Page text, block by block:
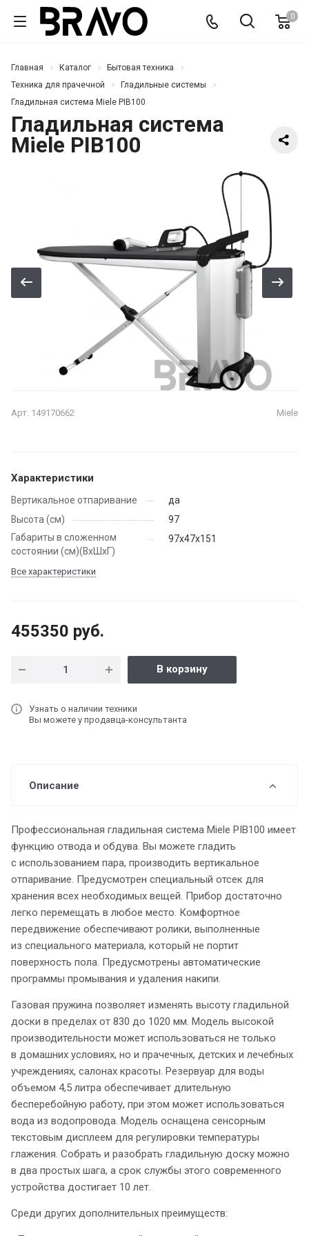
0
Главная Каталог
Бытовая техника
Техника для прачечной
Гладильные системы
Гладильная система Miele PIB100
Гладильная система
Miele PIB100
Арт. 149170662 Miele
Характеристики
Вертикальное отпаривание
да
Высота (см)
97
Габариты в сложенном
состоянии (см)(ВхШхГ)
97х47х151
Все характеристики
455350 руб.
В корзину
Узнать о наличии техники
Вы можете у продавца-консультанта
Описание
Профессиональная гладильная система Miele PIB100 имеет
функцию отвода и обдува. Вы можете гладить
с использованием пара, производить вертикальное
отпаривание. Предусмотрен специальный отсек для
хранения всех необходимых вещей. Прибор достаточно
легко перемещать в любое место. Комфортное
передвижение обеспечивают ролики, выполненные
из специального материала, который не портит
поверхность пола. Предусмотрены автоматические
программы промывания и удаления накипи.
Газовая пружина позволяет изменять высоту гладильной
доски в пределах от 830 до 1020 мм. Модель высокой
производительности может использоваться не только
в домашних условиях, но и прачечных, детских и лечебных
учреждениях, салонах красоты. Резервуар для воды
объемом 4,5 литра обеспечивает длительную
бесперебойную работу, при этом может использоваться
вода из водопровода. Модель оснащена сенсорным
текстовым дисплеем для регулировки температуры
глажения. Собрать и разобрать гладильную доску можно
в два простых шага, а срок службы этого современного
устройства достигает 10 лет.
Среди других дополнительных преимуществ: